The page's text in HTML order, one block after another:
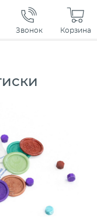
Звонок Корзина